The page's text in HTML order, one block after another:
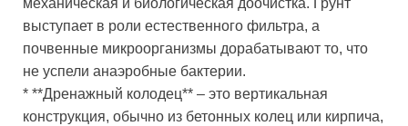
механическая и биологическая доочистка. Грунт
выступает в роли естественного фильтра, а
почвенные микроорганизмы дорабатывают то, что
не успели анаэробные бактерии.
* **Дренажный колодец** – это вертикальная
конструкция, обычно из бетонных колец или кирпича,